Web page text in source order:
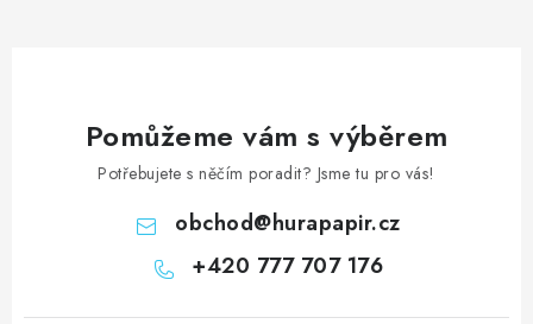
Pomůžeme vám s výběrem
Potřebujete s něčím poradit? Jsme tu pro vás!
obchod@hurapapir.cz
+420 777 707 176